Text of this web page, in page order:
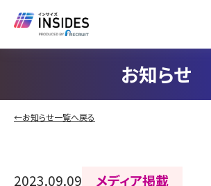
お知らせ
←お知らせ一覧へ戻る
2023.09.09 メディア掲載